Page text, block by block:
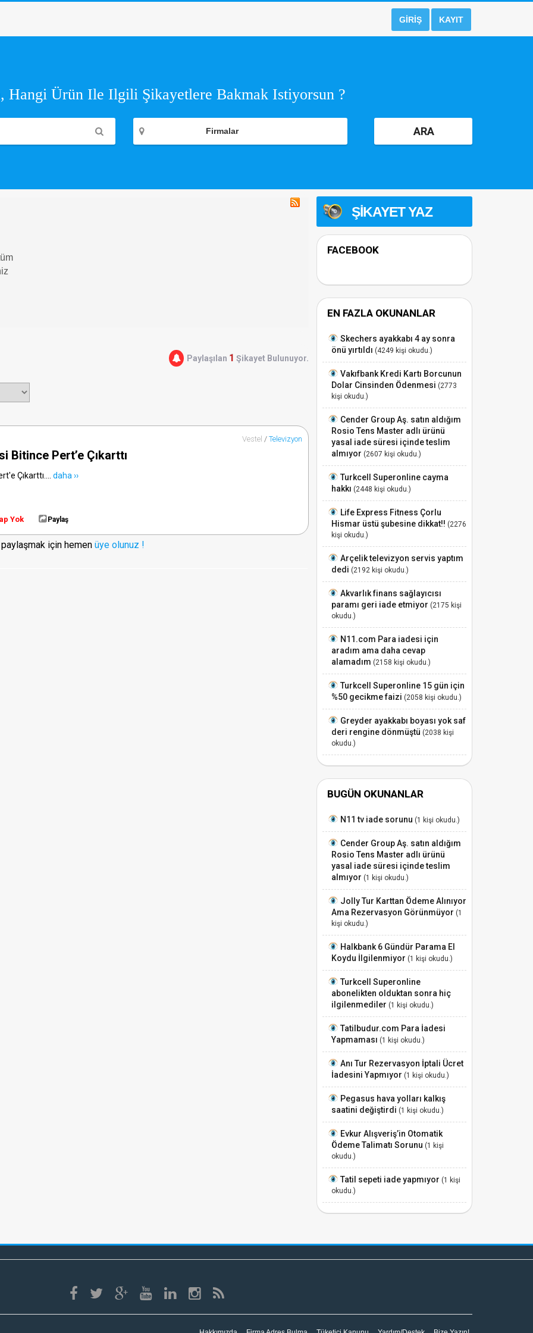
GIRIŞ KAYIT
Hangi Ürün Ile Ilgili Şikayetlere Bakmak Istiyorsun ?
Firmalar ARA
Paylaşılan 1 Şikayet Bulunuyor.
Vestel / Televizyon
Bitince Pert’e Çıkarttı
Çıkarttı....daha ››
Yok Paylaş
için hemenüye olunuz !
ŞIKAYET YAZ
FACEBOOK
EN FAZLA OKUNANLAR
Skechers ayakkabı 4 ay sonra
önü yırtıldı (4249 kişi okudu.)
Vakıfbank Kredi Kartı Borcunun
Dolar Cinsinden Ödenmesi (2773
kişi okudu.)
Cender Group Aş. satın aldığım
Rosio Tens Master adlı ürünü
yasal iade süresi içinde teslim
almıyor (2607 kişi okudu.)
Turkcell Superonline cayma
hakkı (2448 kişi okudu.)
Life Express Fitness Çorlu
Hismar üstü şubesine dikkat!! (2276
kişi okudu.)
Arçelik televizyon servis yaptım
dedi (2192 kişi okudu.)
Akvarlık finans sağlayıcısı
paramı geri iade etmiyor (2175 kişi
okudu.)
N11.com Para iadesi için
aradım ama daha cevap
alamadım (2158 kişi okudu.)
Turkcell Superonline 15 gün için
%50 gecikme faizi (2058 kişi okudu.)
Greyder ayakkabı boyası yok saf
deri rengine dönmüştü (2038 kişi
okudu.)
BUGÜN OKUNANLAR
N11 tv iade sorunu (1 kişi okudu.)
Cender Group Aş. satın aldığım
Rosio Tens Master adlı ürünü
yasal iade süresi içinde teslim
almıyor (1 kişi okudu.)
Jolly Tur Karttan Ödeme Alınıyor
Ama Rezervasyon Görünmüyor (1
kişi okudu.)
Halkbank 6 Gündür Parama El
Koydu İlgilenmiyor (1 kişi okudu.)
Turkcell Superonline
abonelikten olduktan sonra hiç
ilgilenmediler (1 kişi okudu.)
Tatilbudur.com Para İadesi
Yapmaması (1 kişi okudu.)
Anı Tur Rezervasyon İptali Ücret
İadesini Yapmıyor (1 kişi okudu.)
Pegasus hava yolları kalkış
saatini değiştirdi (1 kişi okudu.)
Evkur Alışveriş’in Otomatik
Ödeme Talimatı Sorunu (1 kişi
okudu.)
Tatil sepeti iade yapmıyor (1 kişi
okudu.)